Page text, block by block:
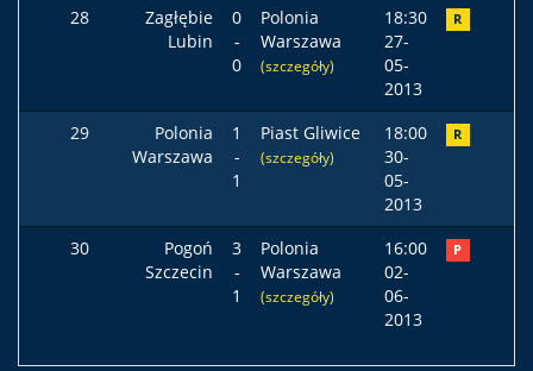
28
Zagłębie
Lubin
0
-
0
Polonia
Warszawa
(szczegóły)
18:30
27-
05-
2013
R
29
Polonia
Warszawa
1
-
1
Piast Gliwice
(szczegóły)
18:00
30-
05-
2013
R
30
Pogoń
Szczecin
3
-
1
Polonia
Warszawa
(szczegóły)
16:00
02-
06-
2013
P